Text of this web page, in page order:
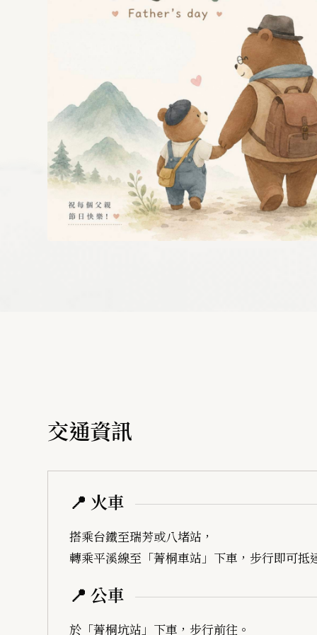
交通資訊
📍 火車
搭乘台鐵至瑞芳或八堵站，
轉乘平溪線至「菁桐車站」下車，步行即可抵
📍 公車
於「菁桐坑站」下車，步行前往。